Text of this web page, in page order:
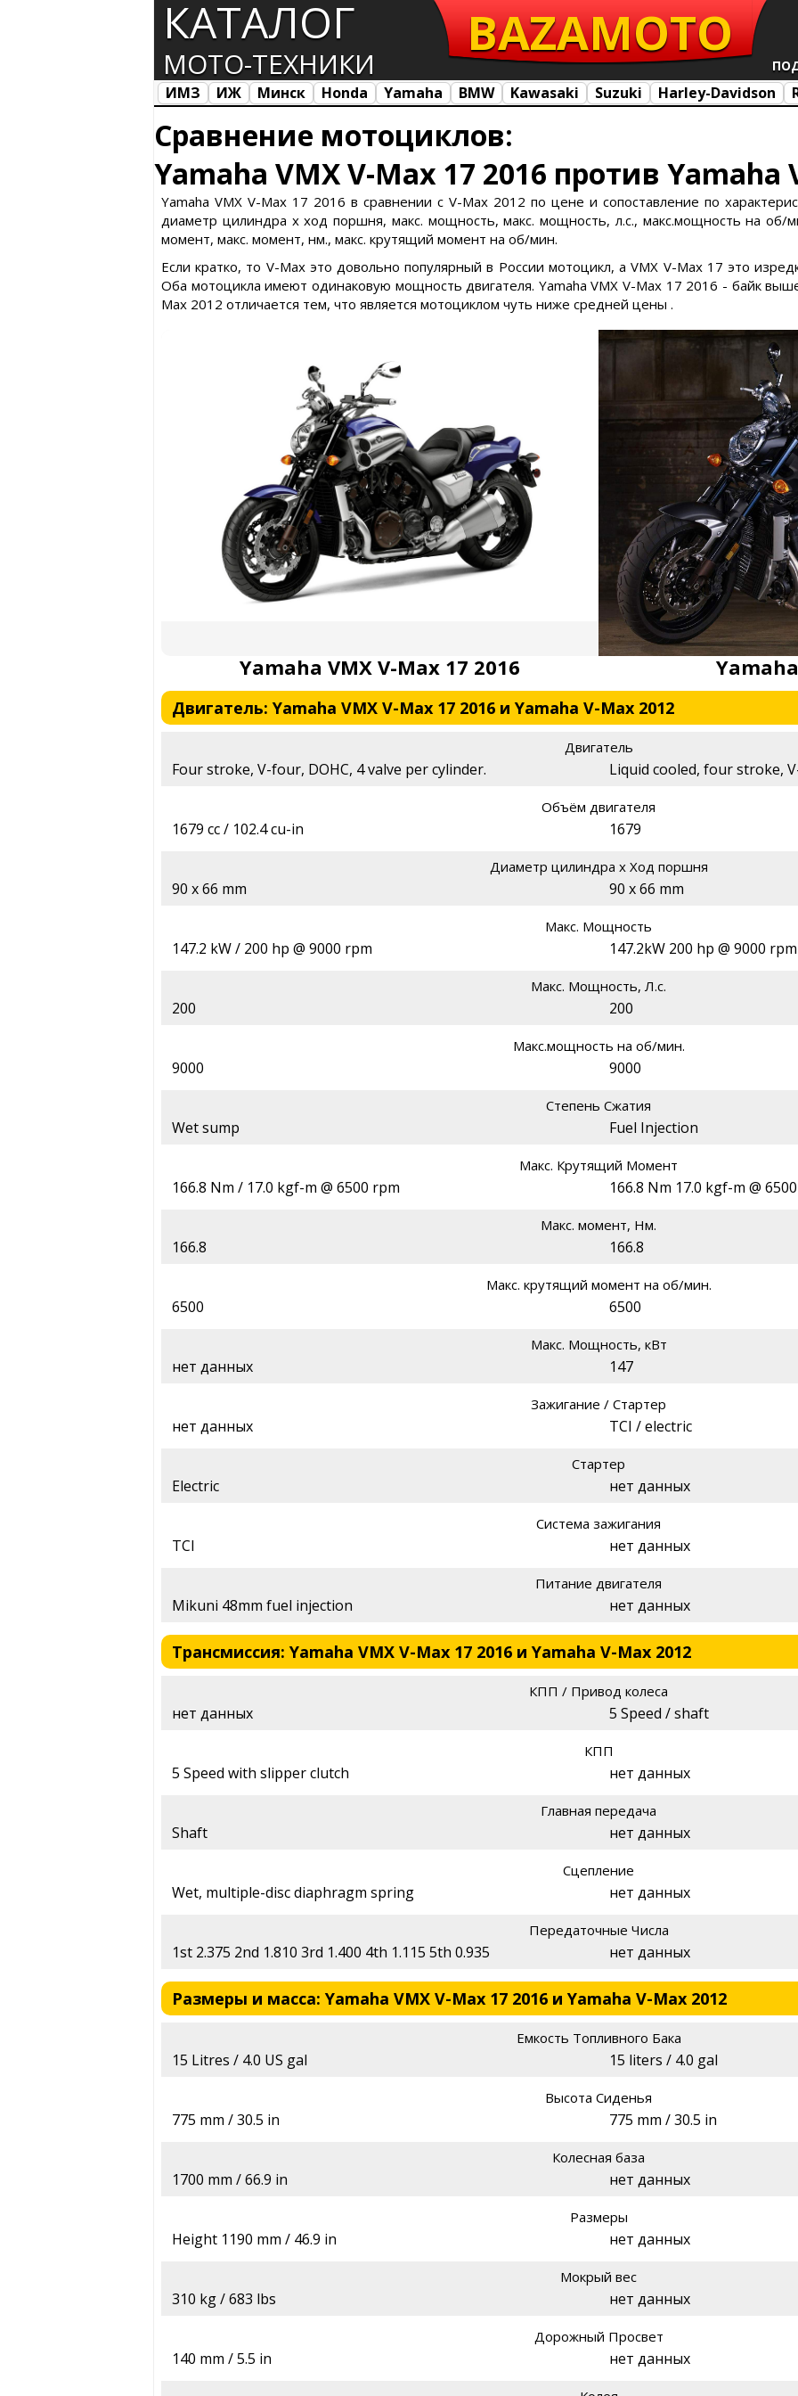
КАТАЛОГ
МОТО-ТЕХНИКИ
BAZAMOTO
ИМЗ ИЖ Минск Honda Yamaha BMW Kawasaki Suzuki Harley-Davidson
Сравнение мотоциклов:
Yamaha VMX V-Max 17 2016 против Yamaha
Yamaha VMX V-Max 17 2016 в сравнении с V-Max 2012 по цене и сопоставление по
диаметр цилиндра х ход поршня, макс. мощность, макс. мощность, л.с., макс.мощность на об/
момент, макс. момент, нм., макс. крутящий момент на об/мин.
Если кратко, то V-Max это довольно популярный в России мотоцикл, а VMX V-Max 17 это
Оба мотоцикла имеют одинаковую мощность двигателя. Yamaha VMX V-Max 17 2016 - байк
Max 2012 отличается тем, что является мотоциклом чуть ниже средней цены .
Yamaha VMX V-Max 17 2016
Двигатель: Yamaha VMX V-Max 17 2016 и Yamaha V-Max 2012
Двигатель
Four stroke, V-four, DOHC, 4 valve per cylinder. Liquid cooled, four stroke,
Объём двигателя
1679 cc / 102.4 cu-in 1679
Диаметр цилиндра х Ход поршня
90 x 66 mm 90 x 66 mm
Макс. Мощность
147.2 kW / 200 hp @ 9000 rpm 147.2kW 200 hp @ 9000 rpm
Макс. Мощность, Л.с.
200 200
Макс.мощность на об/мин.
9000 9000
Степень Сжатия
Wet sump Fuel Injection
Макс. Крутящий Момент
166.8 Nm / 17.0 kgf-m @ 6500 rpm 166.8 Nm 17.0 kgf-m @
Макс. момент, Нм.
166.8 166.8
Макс. крутящий момент на об/мин.
6500 6500
Макс. Мощность, кВт
нет данных 147
Зажигание / Стартер
нет данных TCI / electric
Стартер
Electric нет данных
Система зажигания
TCI нет данных
Питание двигателя
Mikuni 48mm fuel injection нет данных
Трансмиссия: Yamaha VMX V-Max 17 2016 и Yamaha V-Max 2012
КПП / Привод колеса
нет данных 5 Speed / shaft
КПП
5 Speed with slipper clutch нет данных
Главная передача
Shaft нет данных
Сцепление
Wet, multiple-disc diaphragm spring нет данных
Передаточные Числа
1st 2.375 2nd 1.810 3rd 1.400 4th 1.115 5th 0.935 нет данных
Размеры и масса: Yamaha VMX V-Max 17 2016 и Yamaha V-Max 2012
Емкость Топливного Бака
15 Litres / 4.0 US gal 15 liters / 4.0 gal
Высота Сиденья
775 mm / 30.5 in 775 mm / 30.5 in
Колесная база
1700 mm / 66.9 in нет данных
Размеры
Height 1190 mm / 46.9 in нет данных
Мокрый вес
310 kg / 683 lbs нет данных
Дорожный Просвет
140 mm / 5.5 in нет данных